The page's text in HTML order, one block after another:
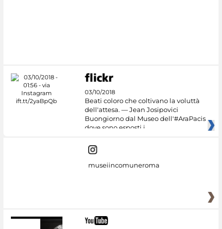
03/10/2018
Beati coloro che coltivano la voluttà
dell'attesa. — Jean Josipovici
Buongiorno dal Museo dell'#AraPacis
dove sono esposti i
museiincomuneroma